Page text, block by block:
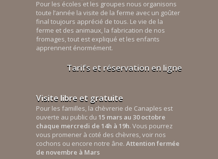
Pour les écoles et les groupes nous organisons
toute l’année la visite de la ferme avec un goûter
final toujours apprécié de tous. Le vie de la
ferme et des animaux, la fabrication de nos
fromages, tout est expliqué et les enfants
apprennent énormément.
Tarifs et réservation en ligne
Visite libre et gratuite
Pour les familles, la chèvrerie de Canaples est
ouverte au public du 15 mars au 30 octobre
chaque mercredi de 14h à 19h. Vous pourrez
vous promener à coté des chèvres, voir nos
cochons ou encore notre âne. Attention fermée
de novembre à Mars